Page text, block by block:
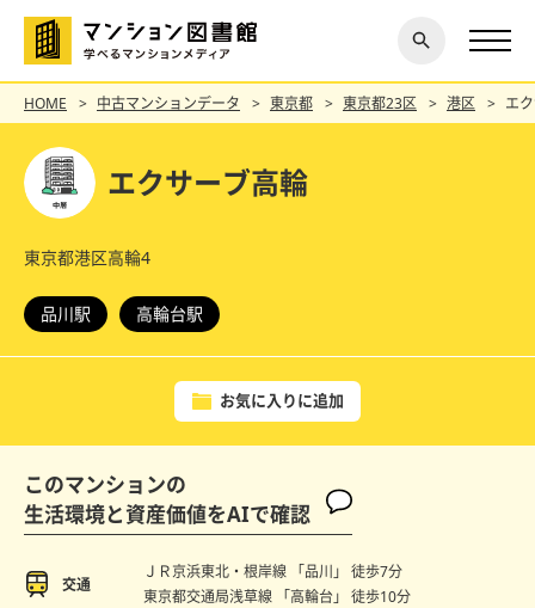
探す
閉じ
る
HOME 中古マンションデータ 東京都 東京都23区 港区 エ
エクサーブ高輪
東京都港区高輪4
品川駅 高輪台駅
お気に入りに追加
このマンションの
生活環境と資産価値をAIで確認
交通
ＪＲ京浜東北・根岸線 「品川」 徒歩7分
東京都交通局浅草線 「高輪台」 徒歩10分